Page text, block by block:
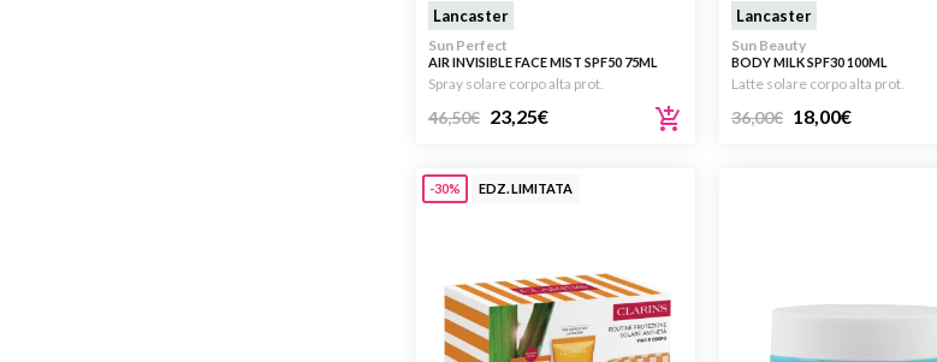
Lancaster
Sun Perfect
AIR INVISIBLE FACE MIST SPF50 75ML
Spray solare corpo alta prot.
46,50€ 23,25€
Lancaster
Sun Beauty
BODY MILK SPF30 100ML
Latte solare corpo alta prot.
36,00€ 18,00€
-30% EDZ. LIMITATA